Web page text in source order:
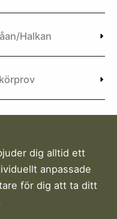
Halkan
dig alltid ett
anpassade
för dig att ta ditt